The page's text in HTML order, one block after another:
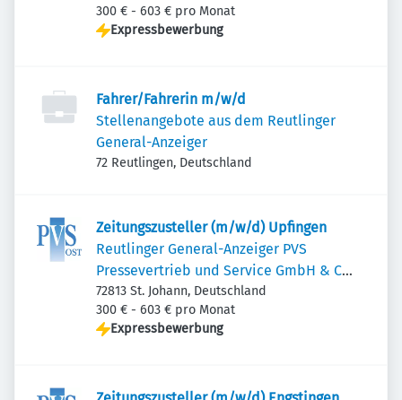
300 € - 603 € pro Monat
Expressbewerbung
Fahrer/Fahrerin m/w/d
Stellenangebote aus dem Reutlinger
General-Anzeiger
72 Reutlingen, Deutschland
Zeitungszusteller (m/w/d) Upfingen
Reutlinger General-Anzeiger PVS
Pressevertrieb und Service GmbH & Co.
KG Ost
72813 St. Johann, Deutschland
300 € - 603 € pro Monat
Expressbewerbung